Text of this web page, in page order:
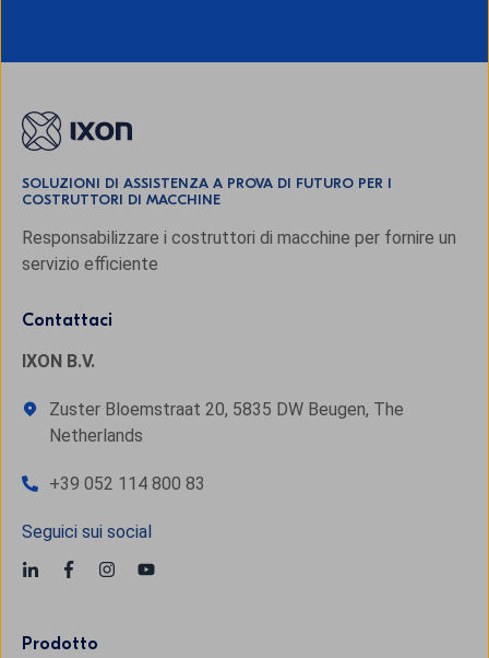
SOLUZIONI DI ASSISTENZA A PROVA DI FUTURO PER I
COSTRUTTORI DI MACCHINE
Responsabilizzare i costruttori di macchine per fornire un
servizio efficiente
Contattaci
IXON B.V.
Zuster Bloemstraat 20, 5835 DW Beugen, The
Netherlands
+39 052 114 800 83
Seguici sui social
Prodotto